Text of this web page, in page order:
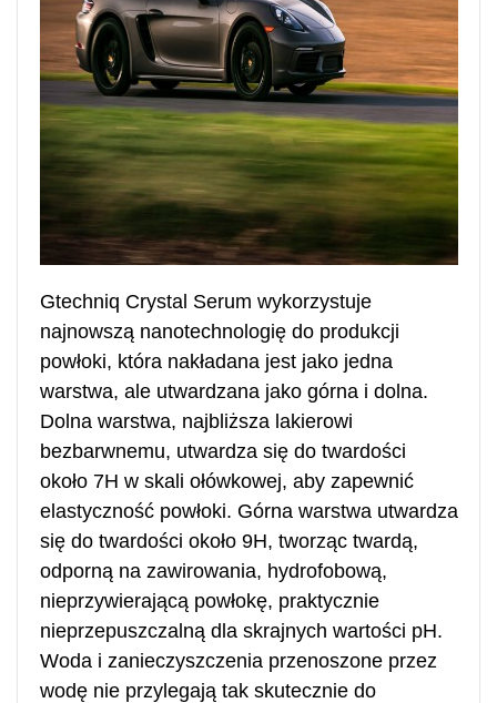
Gtechniq Crystal Serum wykorzystuje
najnowszą nanotechnologię do produkcji
powłoki, która nakładana jest jako jedna
warstwa, ale utwardzana jako górna i dolna.
Dolna warstwa, najbliższa lakierowi
bezbarwnemu, utwardza się do twardości
około 7H w skali ołówkowej, aby zapewnić
elastyczność powłoki. Górna warstwa utwardza
się do twardości około 9H, tworząc twardą,
odporną na zawirowania, hydrofobową,
nieprzywierającą powłokę, praktycznie
nieprzepuszczalną dla skrajnych wartości pH.
Woda i zanieczyszczenia przenoszone przez
wodę nie przylegają tak skutecznie do